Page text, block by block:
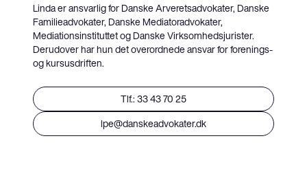
Linda er ansvarlig for Danske Arveretsadvokater, Danske
Familieadvokater, Danske Mediatoradvokater,
Mediationsinstituttet og Danske Virksomhedsjurister.
Derudover har hun det overordnede ansvar for forenings-
og kursusdriften.
Tlf.: 33 43 70 25
lpe@danskeadvokater.dk